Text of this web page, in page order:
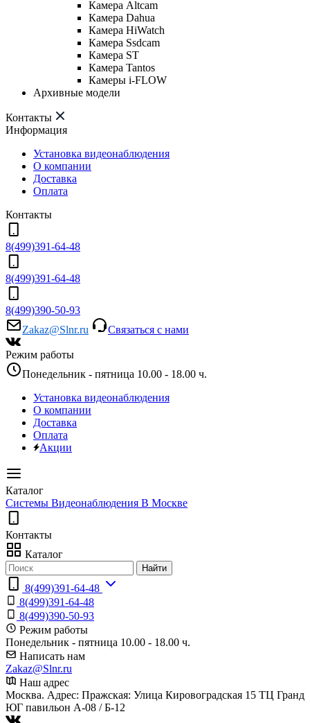
Камера Altcam
Камера Dahua
Камера HiWatch
Камера Ssdcam
Камера ST
Камера Tantos
Камеры i-FLOW
Архивные модели
Контакты
Информация
Установка видеонаблюдения
О компании
Доставка
Оплата
Контакты
8(499)391-64-48
8(499)391-64-48
8(499)390-50-93
Zakaz@Slnr.ru
Связаться с нами
Режим работы
Понедельник - пятница 10.00 - 18.00 ч.
Установка видеонаблюдения
О компании
Доставка
Оплата
Акции
Каталог
Системы Видеонаблюдения В Москве
Контакты
Каталог
Найти
8(499)391-64-48
8(499)391-64-48
8(499)390-50-93
Режим работы
Понедельник - пятница 10.00 - 18.00 ч.
Написать нам
Zakaz@Slnr.ru
Наш адрес
Москва. Адрес: Пражская: Улица Кировоградская 15 ТЦ Гранд
ЮГ павильон А-08 / Б-12